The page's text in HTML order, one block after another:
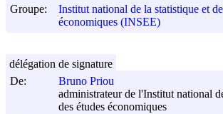
Groupe:
Institut national de la statistique et
économiques (INSEE)
De:
Bruno Priou
administrateur de l'Institut national
des études économiques
délégation de signature